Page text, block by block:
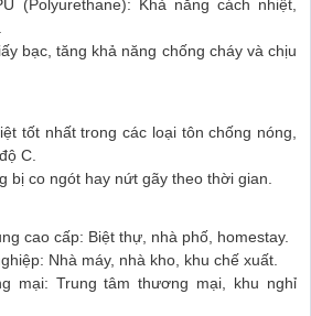
(Polyurethane): Khả năng cách nhiệt,
bạc, tăng khả năng chống cháy và chịu
tốt nhất trong các loại tôn chống nóng,
C.
bị co ngót hay nứt gãy theo thời gian.
cao cấp: Biệt thự, nhà phố, homestay.
Nhà máy, nhà kho, khu chế xuất.
mại: Trung tâm thương mại, khu nghỉ